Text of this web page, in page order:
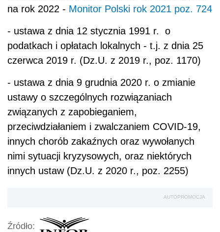
na rok 2022 - Monitor Polski rok 2021 poz. 724
- ustawa z dnia 12 stycznia 1991 r. o
podatkach i opłatach lokalnych - t.j. z dnia 25
czerwca 2019 r. (Dz.U. z 2019 r., poz. 1170)
- ustawa z dnia 9 grudnia 2020 r. o zmianie
ustawy o szczególnych rozwiązaniach
związanych z zapobieganiem,
przeciwdziałaniem i zwalczaniem COVID-19,
innych chorób zakaźnych oraz wywołanych
nimi sytuacji kryzysowych, oraz niektórych
innych ustaw (Dz.U. z 2020 r., poz. 2255)
AUTOPROMOCJA
Źródło: